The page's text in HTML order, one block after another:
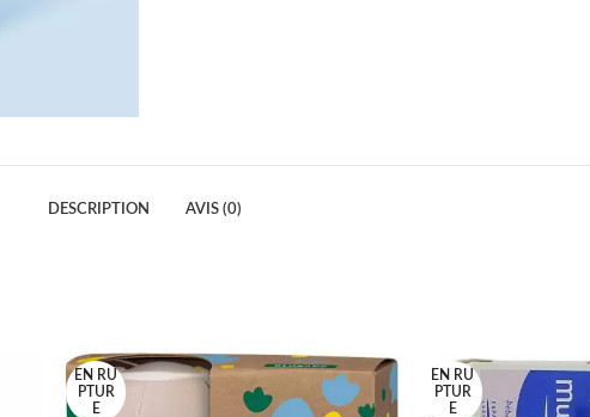
DESCRIPTION AVIS (0)
EN RU
PTUR
E
EN RU
PTUR
E